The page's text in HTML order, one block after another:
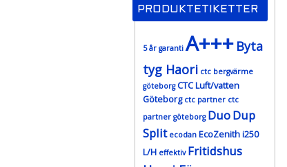
PRODUKTETIKETTER
5 år garanti A+++ Byta
tyg Haori ctc bergvärme
göteborg CTC Luft/vatten
Göteborg ctc partner ctc
partner göteborg DuoDup
Split ecodan EcoZenith i250
L/H effektiv Fritidshus